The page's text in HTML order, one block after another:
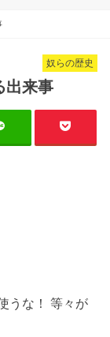
奴らの歴史
出来事
うな！ 等々が